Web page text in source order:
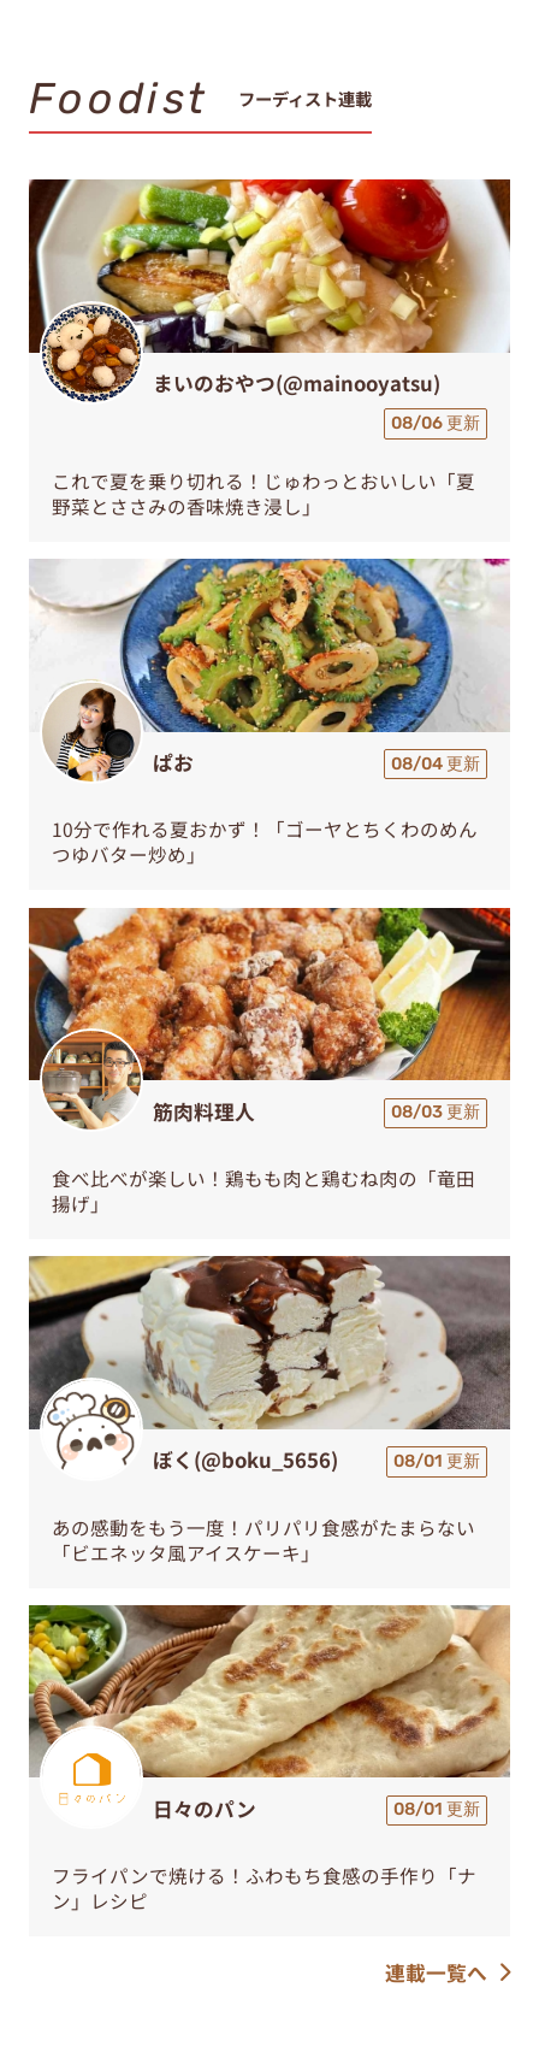
Foodist フーディスト連載
まいのおやつ(@mainooyatsu)
08/06 更新
これで夏を乗り切れる！じゅわっとおいしい「夏
野菜とささみの香味焼き浸し」
ぱお 08/04 更新
10分で作れる夏おかず！「ゴーヤとちくわのめん
つゆバター炒め」
筋肉料理人 08/03 更新
食べ比べが楽しい！鶏もも肉と鶏むね肉の「竜田
揚げ」
ぼく(@boku_5656) 08/01 更新
あの感動をもう一度！パリパリ食感がたまらない
「ビエネッタ風アイスケーキ」
日々のパン 08/01 更新
フライパンで焼ける！ふわもち食感の手作り「ナ
ン」レシピ
連載一覧へ